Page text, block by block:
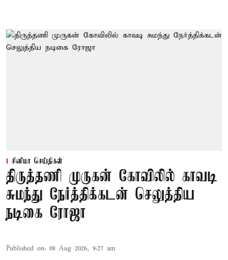
சினிமா செய்திகள்
திருத்தணி முருகன் கோவிலில் காவடி
சுமந்து நேர்த்திக்கடன் செலுத்திய
நடிகை ரோஜா
Published on: 08 Aug 2026, 9:27 am